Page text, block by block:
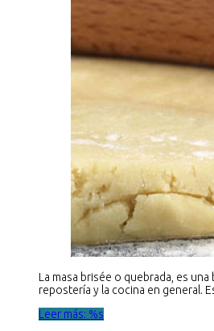
La masa brisée o quebrada, es
repostería y la cocina en general.
Leer más: %s